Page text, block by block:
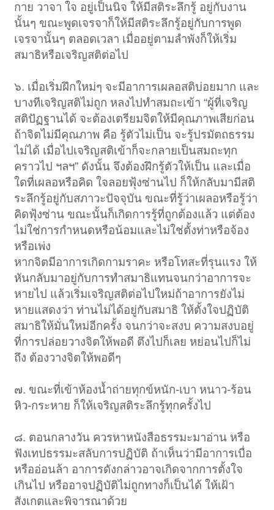
กาย วาจา ใจ อยู่เป็นนิจ ให้มีสติระลึกรู้ อยู่กับงาน
นั้นๆ ขณะพูดเจรจาก็ให้มีสติระลึกรู้อยู่กับการพูด
เจรจานั้นๆ ตลอดเวลา เมื่ออยู่ตามลำพังก็ให้เริ่ม
สมาธิหรือเจริญสติต่อไป
๖. เมื่อเริ่มฝึกใหม่ๆ จะมีอาการเผลอสติบ่อยมาก และ
บางทีเจริญสติไม่ถูก หลงไปทำสมถะเข้า “ผู้ที่เจริญ
สติปัฏฐานได้ จะต้องเตรียมจิตให้มีคุณภาพเสียก่อน
ถ้าจิตไม่มีคุณภาพ คือ รู้ตัวไม่เป็น จะรู้ปรมัตถธรรม
ไม่ได้ เมื่อไปเจริญสติเข้าก็จะกลายเป็นสมถะทุก
คราวไป ฯลฯ” ดังนั้น จึงต้องฝึกรู้ตัวให้เป็น และเมื่อ
ใดที่เผลอหรือคิด ใจลอยฟุ้งซ่านไป ก็ให้กลับมามีสติ
ระลึกรู้อยู่กับสภาวะปัจจุบัน ขณะที่รู้ว่าเผลอหรือรู้ว่า
คิดฟุ้งซ่าน ขณะนั้นก็เกิดการรู้ที่ถูกต้องแล้ว แต่ต้อง
ไม่ใช่การกำหนดหรือน้อมและไม่ใช่ตั้งท่าหรือจ้อง
หรือเพ่ง
หากจิตมีอาการเกิดกามราคะ หรือโทสะที่รุนแรง ให้
หันกลับมาอยู่กับการทำสมาธิแทนจนกว่าอาการจะ
หายไป แล้วเริ่มเจริญสติต่อไปใหม่ถ้าอาการยังไม่
หายแสดงว่า ท่านไม่ได้อยู่กับสมาธิ ให้ตั้งใจปฏิบัติ
สมาธิให้มั่นใหม่อีกครั้ง จนกว่าจะสงบ ความสงบอยู่
ที่การปล่อยวางจิตให้พอดี ตึงไปก็เลย หย่อนไปก็ไม่
ถึง ต้องวางจิตให้พอดีๆ
๗. ขณะที่เข้าห้องน้ำถ่ายทุกข์หนัก-เบา หนาว-ร้อน
หิว-กระหาย ก็ให้เจริญสติระลึกรู้ทุกครั้งไป
๘. ตอนกลางวัน ควรหาหนังสือธรรมะมาอ่าน หรือ
ฟังเทปธรรมะสลับการปฏิบัติ ถ้าเห็นว่ามีอาการเบื่อ
หรืออ่อนล้า อาการดังกล่าวอาจเกิดจากการตั้งใจ
เกินไป หรืออาจปฏิบัติไม่ถูกทางก็เป็นได้ ให้เฝ้า
สังเกตและพิจารณาด้วย